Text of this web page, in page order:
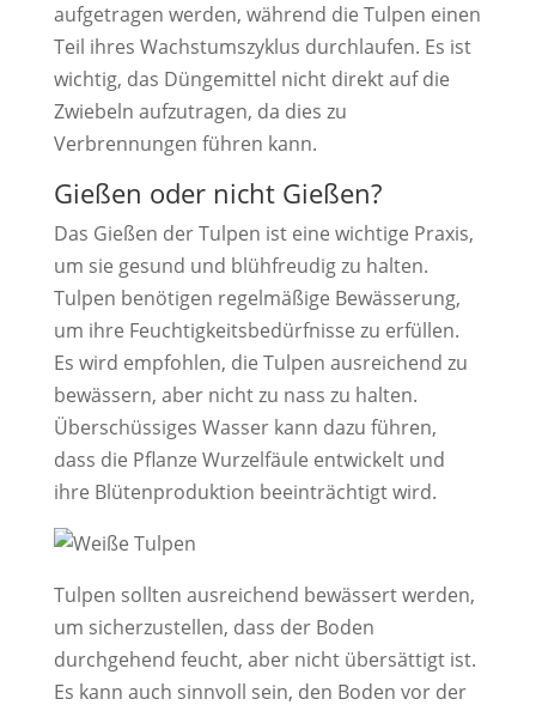
aufgetragen werden, während die Tulpen einen
Teil ihres Wachstumszyklus durchlaufen. Es ist
wichtig, das Düngemittel nicht direkt auf die
Zwiebeln aufzutragen, da dies zu
Verbrennungen führen kann.
​Gießen oder nicht Gießen?
​Das Gießen der Tulpen ist eine wichtige Praxis,
um sie gesund und blühfreudig zu halten.
Tulpen benötigen regelmäßige Bewässerung,
um ihre Feuchtigkeitsbedürfnisse zu erfüllen.
Es wird empfohlen, die Tulpen ausreichend zu
bewässern, aber nicht zu nass zu halten.
Überschüssiges Wasser kann dazu führen,
dass die Pflanze Wurzelfäule entwickelt und
ihre Blütenproduktion beeinträchtigt wird.
Tulpen sollten ausreichend bewässert werden,
um sicherzustellen, dass der Boden
durchgehend feucht, aber nicht übersättigt ist.
Es kann auch sinnvoll sein, den Boden vor der